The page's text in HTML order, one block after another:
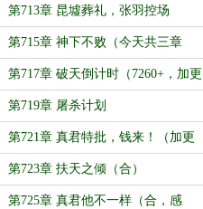
解一下”打赏盟主）
第713章 昆墟葬礼，张羽控场
第715章 神下不败（今天共三章
9000+，求月票）
第717章 破天倒计时（7260+，加更
1200+字）
第719章 屠杀计划
第721章 真君特批，钱来！（加更
1690+字）
第723章 扶天之倾（合）
第725章 真君他不一样（合，感